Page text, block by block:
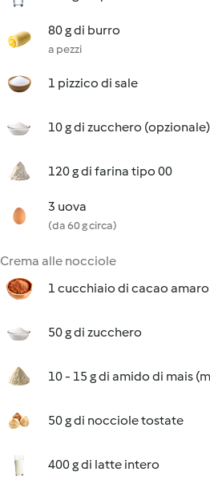
80 g di burro
a pezzi
1 pizzico di sale
10 g di zucchero (opzionale)
120 g di farina tipo 00
3 uova
(da 60 g circa)
Crema alle nocciole
1 cucchiaio di cacao
50 g di zucchero
10 - 15 g di amido di mais
50 g di nocciole tostate
400 g di latte intero